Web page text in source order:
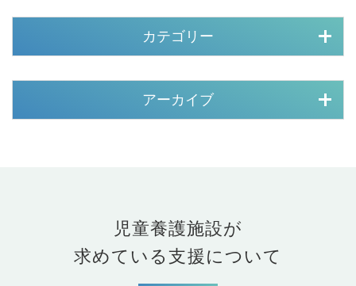
カテゴリー
アーカイブ
児童養護施設が
求めている支援について